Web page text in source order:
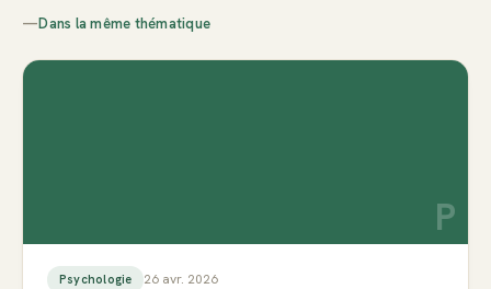
—Dans la même thématique
P
Psychologie 26 avr. 2026